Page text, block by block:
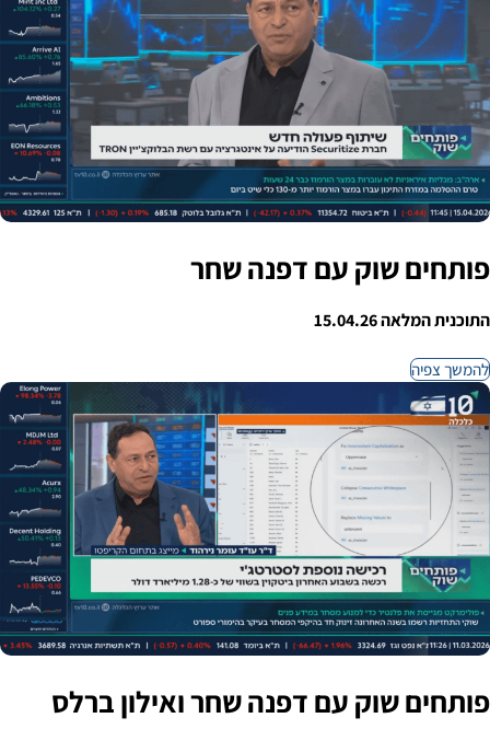
פותחים שוק עם דפנה שחר
התוכנית המלאה 15.04.26
להמשך צפיה
פותחים שוק עם דפנה שחר ואילון ברלס